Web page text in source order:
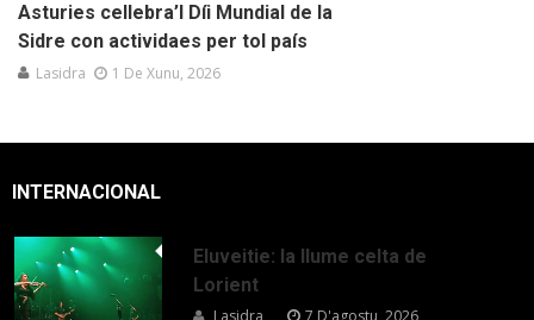
Asturies cellebra’l Díi Mundial de la
Sidre con actividaes per tol país
Lasidra 1 De Xunu, 2026
INTERNACIONAL
Eluveitie: la llume celta de
Lorient
Lasidra 7 D'agostu, 2026